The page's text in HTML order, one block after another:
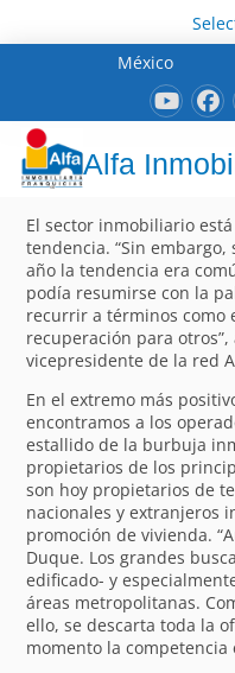
México
Alfa
El sector inmobiliario
tendencia. “Sin
año la tendencia era
podía resumirse con la
recurrir a términos como
recuperación para otros”,
vicepresidente de la red
En el extremo más
encontramos a los
estallido de la burbuja
propietarios de los
son hoy propietarios de
nacionales y extranjeros
promoción de vivienda.
Duque. Los grandes
edificado- y
áreas metropolitanas.
ello, se descarta toda la
momento la competencia